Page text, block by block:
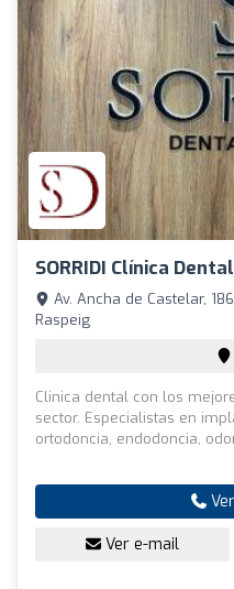
SORRIDI Clínica
Av. Ancha de Castelar,
Raspeig
Clinica dental con los
sector. Especialistas en
ortodoncia, endodoncia,
Ver e-mail